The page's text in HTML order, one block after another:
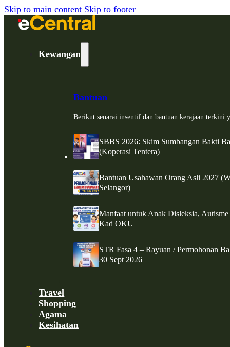
Skip to main content Skip to footer
Kewangan
Bantuan
Berikut senarai insentif dan bantuan kerajaan terkini
SBBS 2026: Skim Sumbangan Bakti
(Koperasi Tentera)
Bantuan Usahawan Orang Asli 2027
Selangor)
Manfaat untuk Anak Disleksia,
Kad OKU
STR Fasa 4 – Rayuan / Permohonan
30 Sept 2026
Travel
Shopping
Agama
Kesihatan